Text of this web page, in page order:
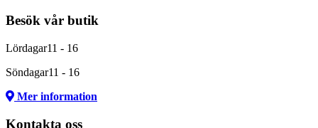
Besök vår butik
Lördagar11 - 16
Söndagar11 - 16
Mer information
Kontakta oss